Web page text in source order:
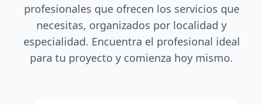
profesionales que ofrecen los servicios que
necesitas, organizados por localidad y
especialidad. Encuentra el profesional ideal
para tu proyecto y comienza hoy mismo.